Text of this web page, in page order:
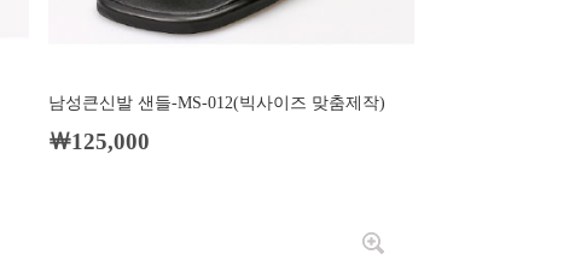
남성큰신발 샌들-MS-012(빅사이즈 맞춤제작)
￦125,000